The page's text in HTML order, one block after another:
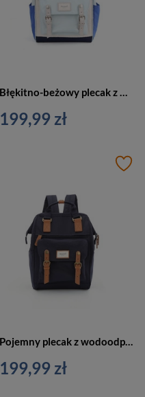
Błękitno-beżowy plecak z wodoodpornego poliestru z portem USB - Himawari
199,99 zł
199,99 zł